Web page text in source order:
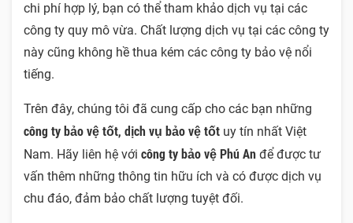
chi phí hợp lý, bạn có thể tham khảo dịch vụ tại các
công ty quy mô vừa. Chất lượng dịch vụ tại các công ty
này cũng không hề thua kém các công ty bảo vệ nổi
tiếng.
Trên đây, chúng tôi đã cung cấp cho các bạn những
công ty bảo vệtốt, dịch vụ bảo vệ tốt uy tín nhất Việt
Nam. Hãy liên hệ với công ty bảo vệ Phú An để được tư
vấn thêm những thông tin hữu ích và có được dịch vụ
chu đáo, đảm bảo chất lượng tuyệt đối.